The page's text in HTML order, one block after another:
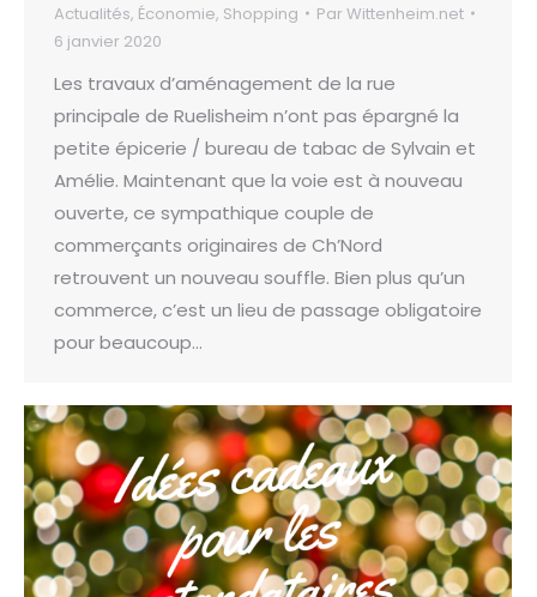
Actualités, Économie, Shopping Par Wittenheim.net
6 janvier 2020
Les travaux d’aménagement de la rue
principale de Ruelisheim n’ont pas épargné la
petite épicerie / bureau de tabac de Sylvain et
Amélie. Maintenant que la voie est à nouveau
ouverte, ce sympathique couple de
commerçants originaires de Ch’Nord
retrouvent un nouveau souffle. Bien plus qu’un
commerce, c’est un lieu de passage obligatoire
pour beaucoup…